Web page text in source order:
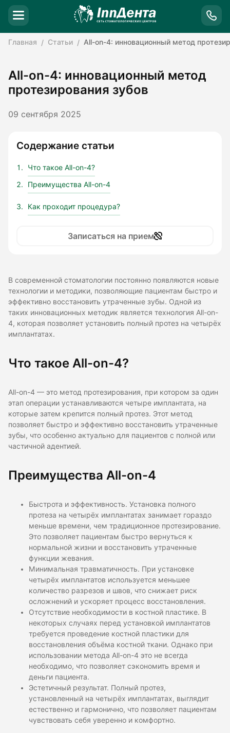
Главная Статьи All-on-4: инновационный метод
All-on-4: инновационный метод
протезирования зубов
09 сентября 2025
Содержание статьи
Что такое All-on-4?
Преимущества All-on-4
Как проходит процедура?
Записаться на прием
В современной стоматологии постоянно появляются новые
технологии и методики, позволяющие пациентам быстро и
эффективно восстановить утраченные зубы. Одной из
таких инновационных методик является технология All-on-
4, которая позволяет установить полный протез на четырёх
имплантатах.
Что такое All-on-4?
All-on-4 — это метод протезирования, при котором за один
этап операции устанавливаются четыре имплантата, на
которые затем крепится полный протез. Этот метод
позволяет быстро и эффективно восстановить утраченные
зубы, что особенно актуально для пациентов с полной или
частичной адентией.
Преимущества All-on-4
Быстрота и эффективность. Установка полного
протеза на четырёх имплантатах занимает гораздо
меньше времени, чем традиционное протезирование.
Это позволяет пациентам быстро вернуться к
нормальной жизни и восстановить утраченные
функции жевания.
Минимальная травматичность. При установке
четырёх имплантатов используется меньшее
количество разрезов и швов, что снижает риск
осложнений и ускоряет процесс восстановления.
Отсутствие необходимости в костной пластике. В
некоторых случаях перед установкой имплантатов
требуется проведение костной пластики для
восстановления объёма костной ткани. Однако при
использовании метода All-on-4 это не всегда
необходимо, что позволяет сэкономить время и
деньги пациента.
Эстетичный результат. Полный протез,
установленный на четырёх имплантатах, выглядит
естественно и гармонично, что позволяет пациентам
чувствовать себя уверенно и комфортно.